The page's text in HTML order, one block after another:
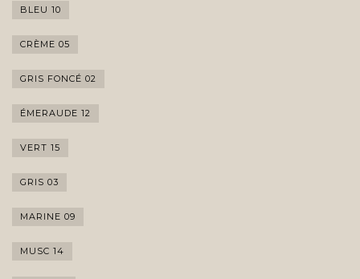
BLEU 10
CRÈME 05
GRIS FONCÉ 02
ÉMERAUDE 12
VERT 15
GRIS 03
MARINE 09
MUSC 14